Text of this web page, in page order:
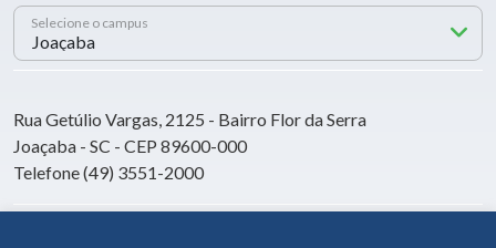
Selecione o campus
Rua Getúlio Vargas, 2125 - Bairro Flor da Serra
Joaçaba - SC - CEP 89600-000
Telefone (49) 3551-2000